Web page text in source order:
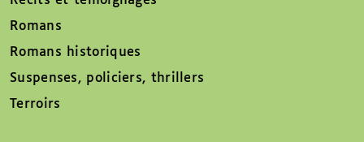
Romans
Romans historiques
Suspenses, policiers, thrillers
Terroirs